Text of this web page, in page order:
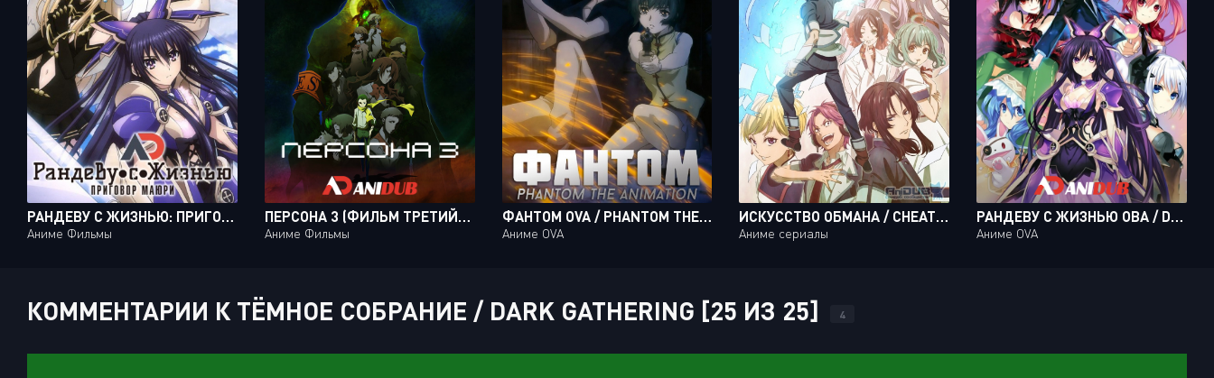
РАНДЕВУ С ЖИЗНЬЮ: ПРИГОВОР МАЮРИ / GEKIJOUBAN DATE A LIVE: MAYURI JUDGEMENT
Аниме Фильмы
ПЕРСОНА 3 (ФИЛЬМ ТРЕТИЙ) / PERSONA 3 THE MOVIE: FALLING DOWN [MOVIE]
Аниме Фильмы
ФАНТОМ OVA / PHANTOM THE ANIMATION [03 ИЗ 03]
Аниме OVA
ИСКУССТВО ОБМАНА / CHEATING CRAFT [12 ИЗ 12]
Аниме сериалы
РАНДЕВУ С ЖИЗНЬЮ ОВА / DATE A LIVE OVA
Аниме OVA
КОММЕНТАРИИ К ТЁМНОЕ СОБРАНИЕ / DARK GATHERING [25 ИЗ 25] 4